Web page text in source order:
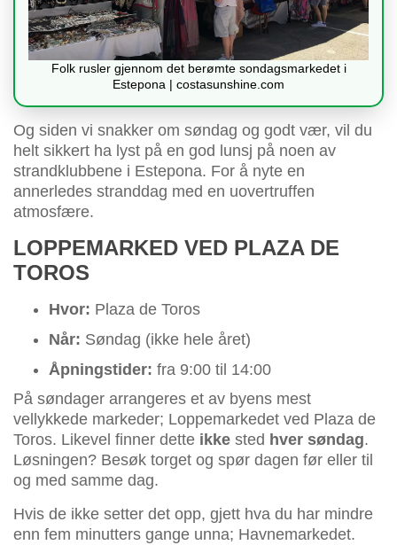
Folk rusler gjennom det berømte sondagsmarkedet i
Estepona | costasunshine.com
Og siden vi snakker om søndag og godt vær, vil du
helt sikkert ha lyst på en god lunsj på noen av
strandklubbene i Estepona. For å nyte en
annerledes stranddag med en uovertruffen
atmosfære.
LOPPEMARKED VED PLAZA DE
TOROS
Hvor: Plaza de Toros
Når: Søndag (ikke hele året)
Åpningstider: fra 9:00 til 14:00
På søndager arrangeres et av byens mest
vellykkede markeder; Loppemarkedet ved Plaza de
Toros. Likevel finner dette ikke sted hver søndag.
Løsningen? Besøk torget og spør dagen før eller til
og med samme dag.
Hvis de ikke setter det opp, gjett hva du har mindre
enn fem minutters gange unna; Havnemarkedet.